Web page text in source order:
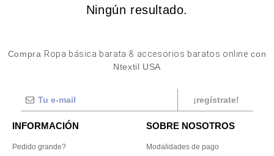
Ningún resultado.
Compra Ropa básica barata & accesorios baratos online con
Ntextil USA
¡regístrate!
INFORMACIÓN
Pedido grande?
SOBRE NOSOTROS
Modalidades de pago